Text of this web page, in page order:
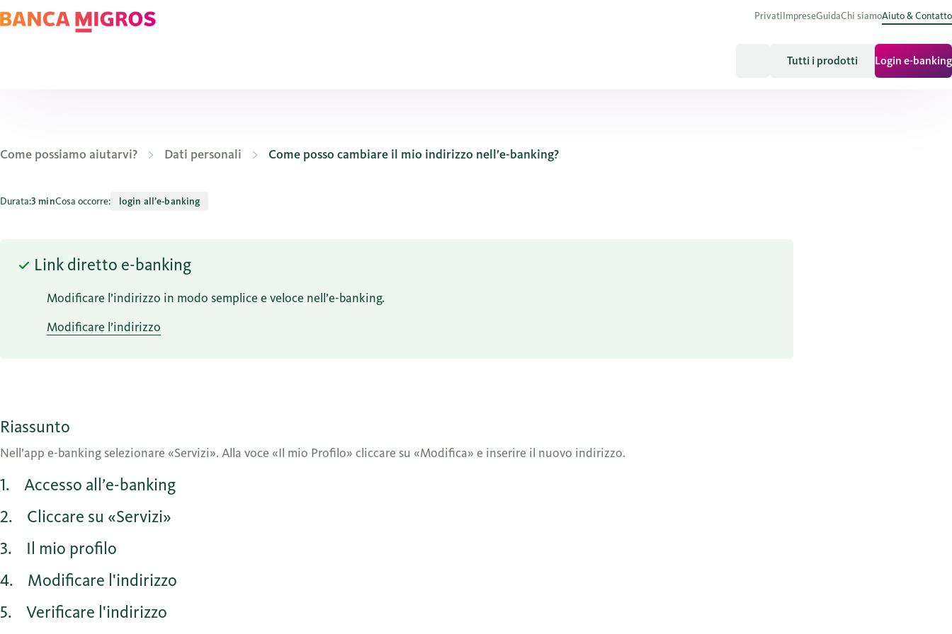
PrivatiImpreseGuidaChi siamoAiuto & Contatto
Tutti i prodotti Login e-banking
Come possiamo aiutarvi? Dati personali Come posso cambiare il mio indirizzo nell’e-banking?
Come posso modificare il mio indirizzo nell’e-banking?
Durata:3 minCosa occorre: login all’e-banking
Link diretto e-banking
Modificare l’indirizzo in modo semplice e veloce nell’e-banking.
Modificare l’indirizzo
Riassunto
Nell’app e-banking selezionare «Servizi». Alla voce «Il mio Profilo» cliccare su «Modifica» e inserire il nuovo indirizzo.
1
Accesso all’e-banking
2
Cliccare su «Servizi»
3
Il mio profilo
4
Modificare l'indirizzo
5
Verificare l'indirizzo